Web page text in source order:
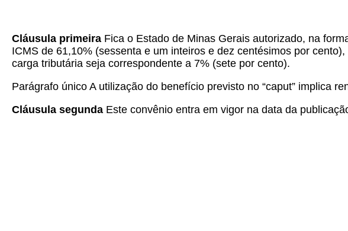
Cláusula primeira Fica o Estado de Minas Gerais autorizado, na
ICMS de 61,10% (sessenta e um inteiros e dez centésimos por
carga tributária seja correspondente a 7% (sete por cento).
Parágrafo único A utilização do benefício previsto no “caput” implica
Cláusula segunda Este convênio entra em vigor na data da